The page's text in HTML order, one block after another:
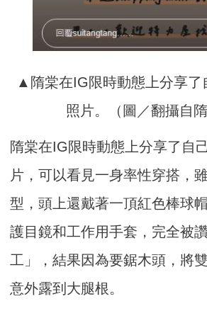
▲隋棠在IG限時動態上分享了
照片。（圖／翻攝自隋
隋棠在IG限時動態上分享了自
片，可以看見一身率性穿搭，
型，頭上還戴著一頂紅色棒球
護目鏡和工作用手套，完全被
工」，結果因為要鋸木頭，將
意外露到大腿根。